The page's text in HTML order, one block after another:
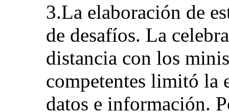
3.La elaboración de
de desafíos. La
distancia con los
competentes limitó la
datos e información.